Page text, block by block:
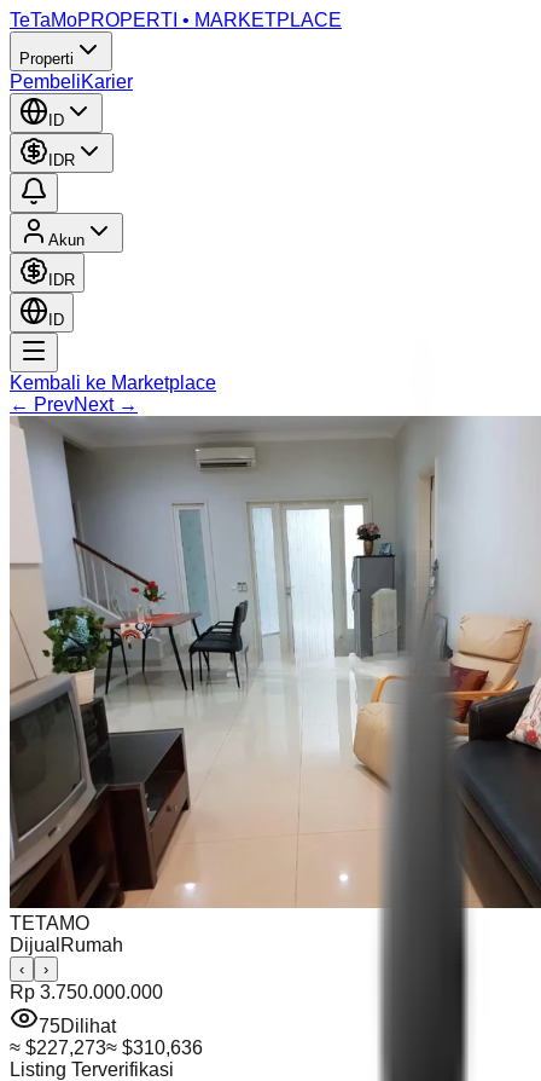
TeTaMoPROPERTI • MARKETPLACE
Properti
PembeliKarier
ID
IDR
Akun
IDR
ID
Kembali ke Marketplace
← PrevNext →
TETAMO
Dijual Rumah
‹ ›
Rp 3.750.000.000
75Dilihat
≈ $227,273≈ $310,636
Listing Terverifikasi